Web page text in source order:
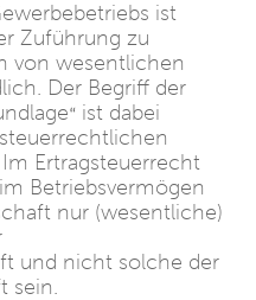
ist
Zuführung zu
von wesentlichen
Der Begriff der
“ ist dabei
Ertragsteuerrecht
Betriebsvermögen
nur (wesentliche)
und nicht solche der
sein.